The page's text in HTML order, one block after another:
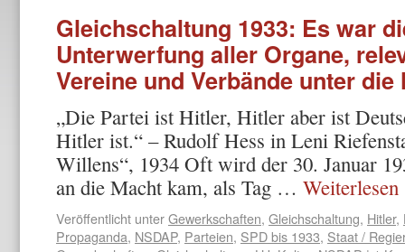
Gleichschaltung 1933: Es war
Unterwerfung aller Organe,
Vereine und Verbände unter die
„Die Partei ist Hitler, Hitler aber ist
Hitler ist.“ – Rudolf Hess in Leni
Willens“, 1934 Oft wird der 30. Januar
an die Macht kam, als Tag … Weiterlesen
Veröffentlicht unterGewerkschaften, Gleichschaltung, Hitler,
Propaganda, NSDAP, Parteien, SPD bis 1933, Staat /